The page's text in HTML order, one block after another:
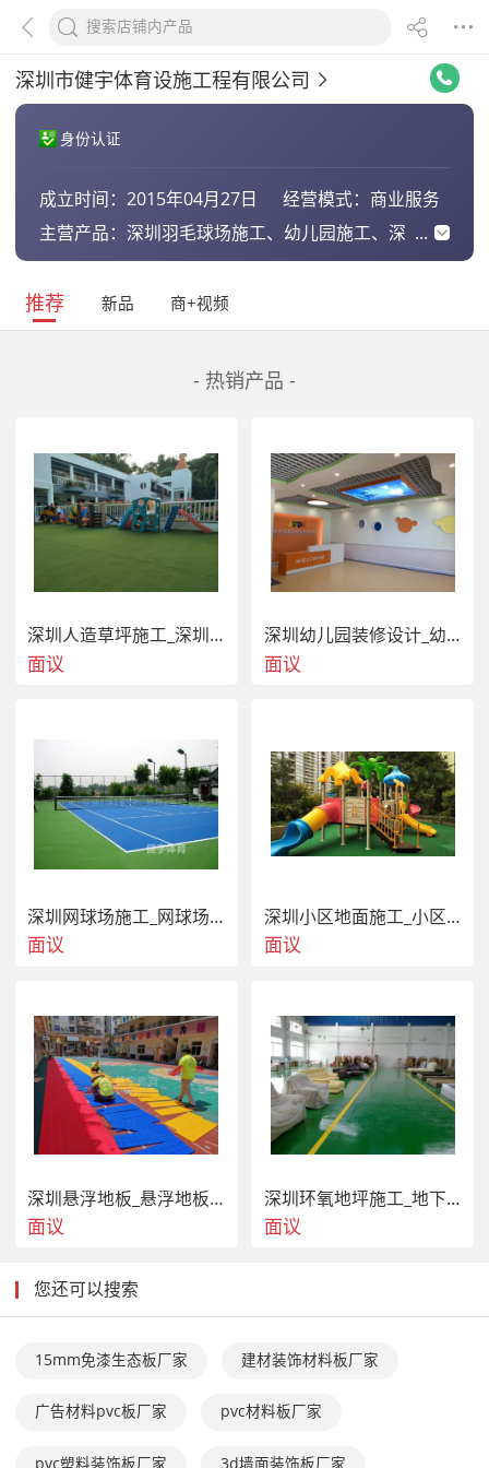
深圳市健宇体育设施工程有限公司
身份认证
成立时间：2015年04月27日 经营模式： 商业服务
主营产品：深圳羽毛球场施工、幼儿园施工、深
攀爬墙、深圳球场施工、深圳网球场
推荐 新品 商+视频
- 热销产品 -
深圳人造草坪施工_深圳草皮_幼儿园草坪_足球场草
面议
深圳幼儿园装修设计_幼儿园装修设计_幼儿园升级改造
面议
深圳网球场施工_网球场建设工程_各大球场地面施工
面议
深圳小区地面施工_小区儿童滑滑梯_小区体育设施
面议
深圳悬浮地板_悬浮地板安装_幼儿园悬浮地板
面议
深圳环氧地坪施工_地下停车场地面施工_车间地面施工
面议
您还可以搜索
15mm免漆生态板厂家 建材装饰材料板厂家
广告材料pvc板厂家 pvc材料板厂家
pvc塑料装饰板厂家 3d墙面装饰板厂家